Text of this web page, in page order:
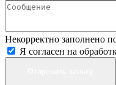
Некорректно заполнено
Я согласен на